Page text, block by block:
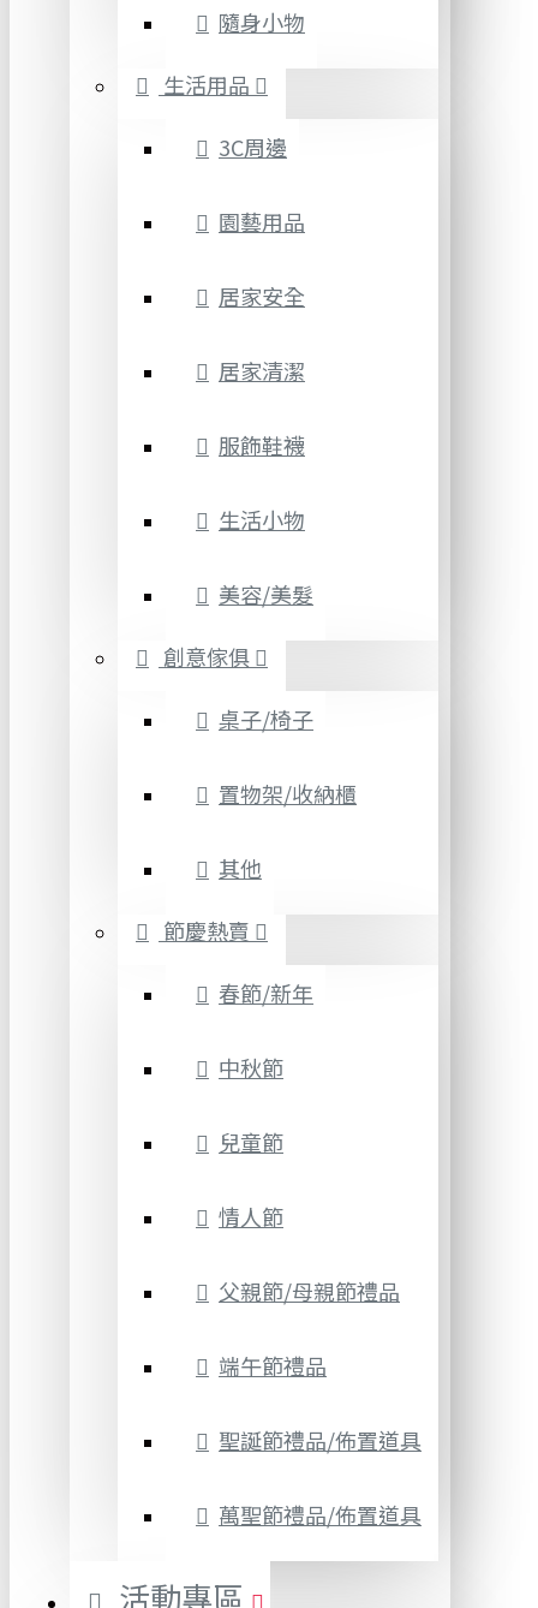
隨身小物
生活用品
3C周邊
園藝用品
居家安全
居家清潔
服飾鞋襪
生活小物
美容/美髮
創意傢俱
桌子/椅子
置物架/收納櫃
其他
節慶熱賣
春節/新年
中秋節
兒童節
情人節
父親節/母親節禮品
端午節禮品
聖誕節禮品/佈置道具
萬聖節禮品/佈置道具
活動專區